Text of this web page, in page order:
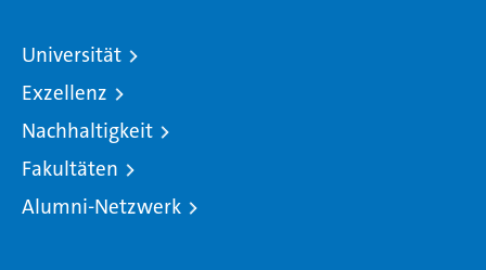
Universität
Exzellenz
Nachhaltigkeit
Fakultäten
Alumni-Netzwerk